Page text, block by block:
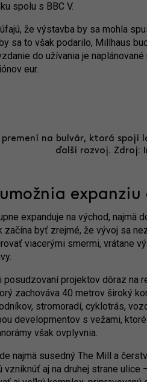
spolu s BBC V.
že výstavba by sa mohla
sa to však podarilo, Millhaus
do užívania je
eur.
premení na bulvár, ktorá
ďalší rozvoj. Zdroj:
expanziu
expanduje na východ, najmä
začína byť zrejmé, že vývoj sa
viacerými smermi, vrátane
projektov dôraz na
zachováva 40 metrov široký
stromoradí, cyklotrás,
developmentov s vežami,
však ovplyvnia.
najmä susedný The Mill a
vzniknúť aj na druhej strane ulice